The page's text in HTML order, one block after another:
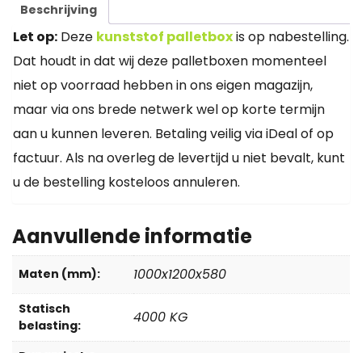
Beschrijving
Let op: Deze kunststof palletboxis op nabestelling.
Dat houdt in dat wij deze palletboxen momenteel
niet op voorraad hebben in ons eigen magazijn,
maar via ons brede netwerk wel op korte termijn
aan u kunnen leveren. Betaling veilig via iDeal of op
factuur. Als na overleg de levertijd u niet bevalt, kunt
u de bestelling kosteloos annuleren.
Aanvullende informatie
Maten (mm): 1000x1200x580
Statisch
belasting:
4000 KG